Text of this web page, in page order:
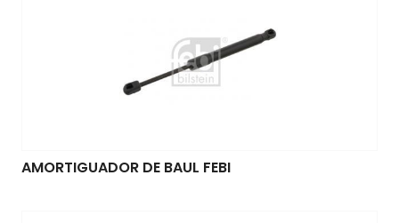
AMORTIGUADOR DE BAUL FEBI